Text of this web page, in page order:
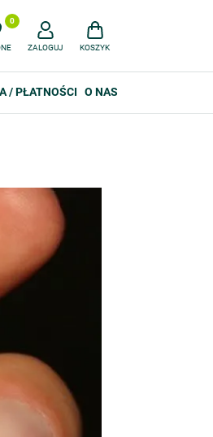
0
ZALOGUJ KOSZYK
/ PŁATNOŚCI O NAS